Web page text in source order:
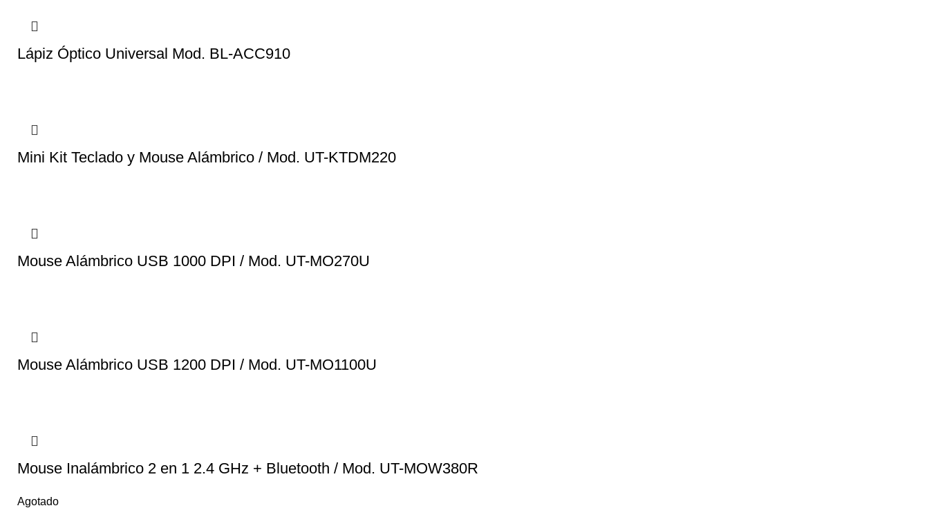
Lápiz Óptico Universal Mod. BL-ACC910
Mini Kit Teclado y Mouse Alámbrico / Mod. UT-KTDM220
Mouse Alámbrico USB 1000 DPI / Mod. UT-MO270U
Mouse Alámbrico USB 1200 DPI / Mod. UT-MO1100U
Mouse Inalámbrico 2 en 1 2.4 GHz + Bluetooth / Mod. UT-MOW380R
Agotado